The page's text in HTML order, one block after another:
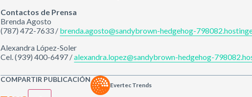
Contactos de Prensa
Brenda Agosto
(787) 472-7633 / brenda.agosto@sandybrown-hedgehog-
Alexandra López-Soler
Cel. (939) 400-6497 /alexandra.lopez@sandybrown-hedgehog-
COMPARTIR PUBLICACIÓN
Evertec Trends